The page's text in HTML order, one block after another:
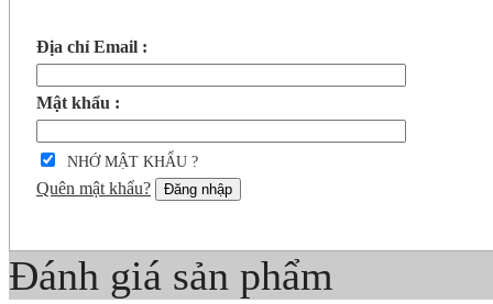
Địa chỉ Email :
Mật khẩu :
NHỚ MẬT KHẨU ?
Quên mật khẩu? Đăng nhập
Đánh giá sản phẩm